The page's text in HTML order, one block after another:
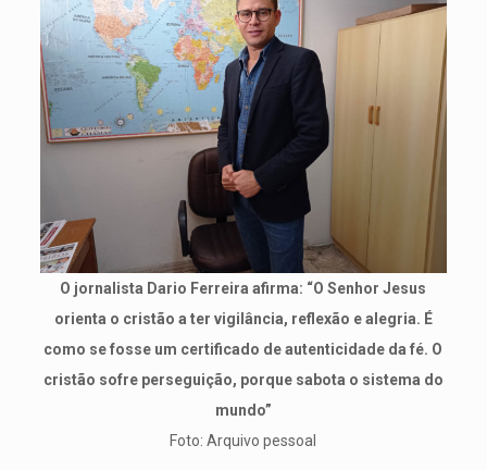
O jornalista Dario Ferreira afirma: “O Senhor Jesus
orienta o cristão a ter vigilância, reflexão e alegria. É
como se fosse um certificado de autenticidade da fé. O
cristão sofre perseguição, porque sabota o sistema do
mundo”
Foto: Arquivo pessoal